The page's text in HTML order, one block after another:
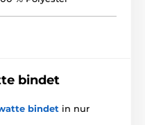
bindet
bindet in nur